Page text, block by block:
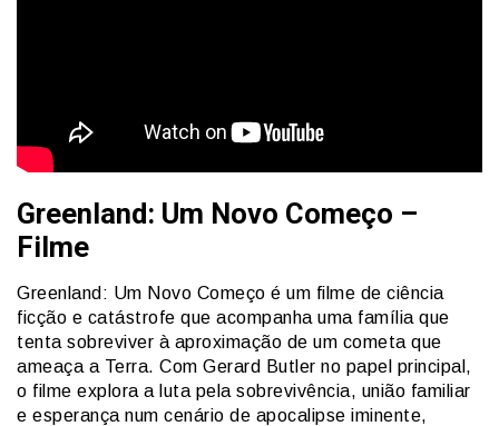
Greenland: Um Novo Começo –
Filme
Greenland: Um Novo Começo é um filme de ciência
ficção e catástrofe que acompanha uma família que
tenta sobreviver à aproximação de um cometa que
ameaça a Terra. Com Gerard Butler no papel principal,
o filme explora a luta pela sobrevivência, união familiar
e esperança num cenário de apocalipse iminente,